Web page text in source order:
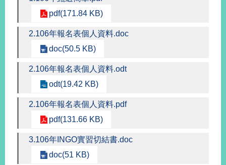
交
與
pdf(171.84 KB)
2.106年報名表個人資料.doc
doc(50.5 KB)
2.106年報名表個人資料.odt
odt(19.42 KB)
2.106年報名表個人資料.pdf
pdf(131.66 KB)
3.106年INGO實習切結書.doc
doc(51 KB)